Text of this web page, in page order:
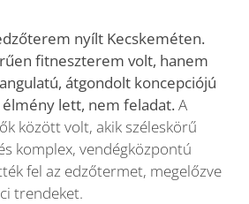
nyílt Kecskeméten.
fitneszterem volt, hanem
átgondolt koncepciójú
lett, nem feladat.A
között volt, akik széleskörű
komplex, vendégközpontú
fel az edzőtermet, megelőzve
trendeket.